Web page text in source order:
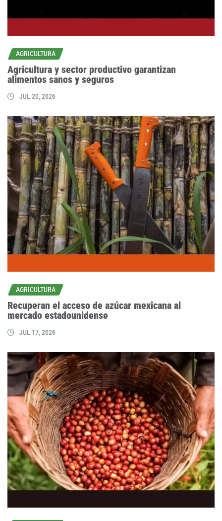
AGRICULTURA
Agricultura y sector productivo garantizan
alimentos sanos y seguros
JUL 20, 2026
AGRICULTURA
Recuperan el acceso de azúcar mexicana al
mercado estadounidense
JUL 17, 2026